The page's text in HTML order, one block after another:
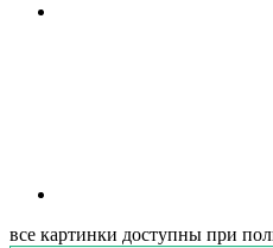
все картинки доступны при